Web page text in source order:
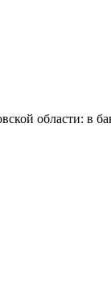
области: в